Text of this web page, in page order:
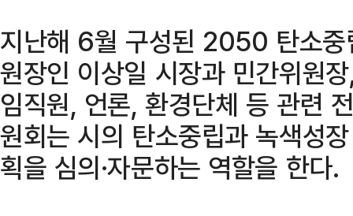
지난해 6월 구성된 2050 탄소중
원장인 이상일 시장과 민간위원
임직원, 언론, 환경단체 등 관련
원회는 시의 탄소중립과 녹색성
획을 심의·자문하는 역할을 한다.